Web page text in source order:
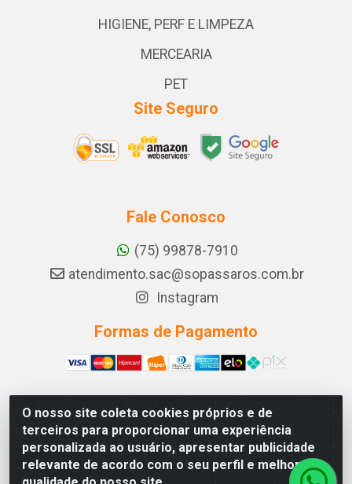
O nosso site coleta cookies próprios e de
terceiros para proporcionar uma experiência
personalizada ao usuário, apresentar publicidade
relevante de acordo com o seu perfil e melhorar a
HIGIENE, PERF E LIMPEZA
MERCEARIA
PET
Site Seguro
Fale Conosco
(75) 99878-7910
atendimento.sac@sopassaros.com.br
Instagram
Formas de Pagamento
A PINA DOS SANTOS DELEZZOTTE LTDA - RODOVIA BA
233, 27 - ZONA RURAL, ITABERABA/BA - CEP 46.880-
000 - CNPJ 30.578.948/0001-90